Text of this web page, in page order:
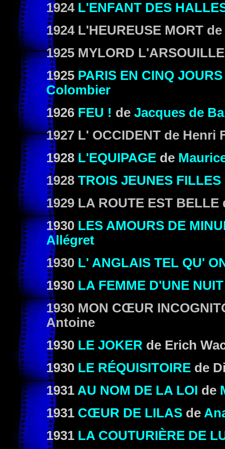
1924 L'ENFANT DES
1924 L'HEUREUSE MORT
1925 MYLORD L'ARSOUILLE
1925 PARIS EN CINQ JOURS
Colombier
1926 FEU ! de Jacques de
1927 L' OCCIDENT de Henri
1928 L'EQUIPAGE de
1928 TROIS JEUNES FILLES
1929 LA ROUTE EST BELLE
1930 LES AMOURS DE
Allégret
1930 L' ANGLAIS TEL QU'
1930 LA FEMME D'UNE NUIT
1930 MON CŒUR
Antoine
1930 LE JOKER de Erich
1930 LE RÉQUISITOIRE de
1931 AU NOM DE LA LOI de
1931 CŒUR DE LILAS de
1931 LA COUTURIÈRE DE